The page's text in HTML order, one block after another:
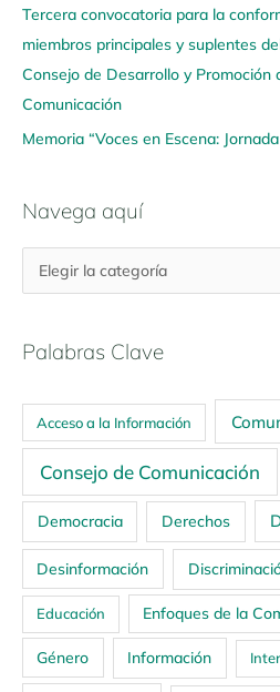
Tercera convocatoria para la
miembros principales y suplentes
Consejo de Desarrollo y Promoción
Comunicación
Memoria “Voces en Escena:
Navega aquí
Palabras Clave
Acceso a la Información
Consejo de Comunicación
Democracia Derechos
Desinformación
Educación Enfoques de la
Género Información